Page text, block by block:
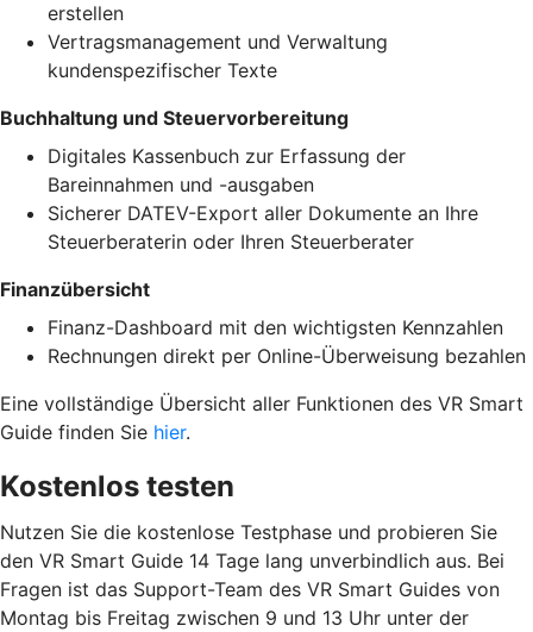
erstellen
Vertragsmanagement und Verwaltung
kundenspezifischer Texte
Buchhaltung und Steuervorbereitung
Digitales Kassenbuch zur Erfassung der
Bareinnahmen und -ausgaben
Sicherer DATEV-Export aller Dokumente an Ihre
Steuerberaterin oder Ihren Steuerberater
Finanzübersicht
Finanz-Dashboard mit den wichtigsten Kennzahlen
Rechnungen direkt per Online-Überweisung bezahlen
Eine vollständige Übersicht aller Funktionen des VR Smart
Guide finden Sie hier.
Kostenlos testen
Nutzen Sie die kostenlose Testphase und probieren Sie
den VR Smart Guide 14 Tage lang unverbindlich aus. Bei
Fragen ist das Support-Team des VR Smart Guides von
Montag bis Freitag zwischen 9 und 13 Uhr unter der